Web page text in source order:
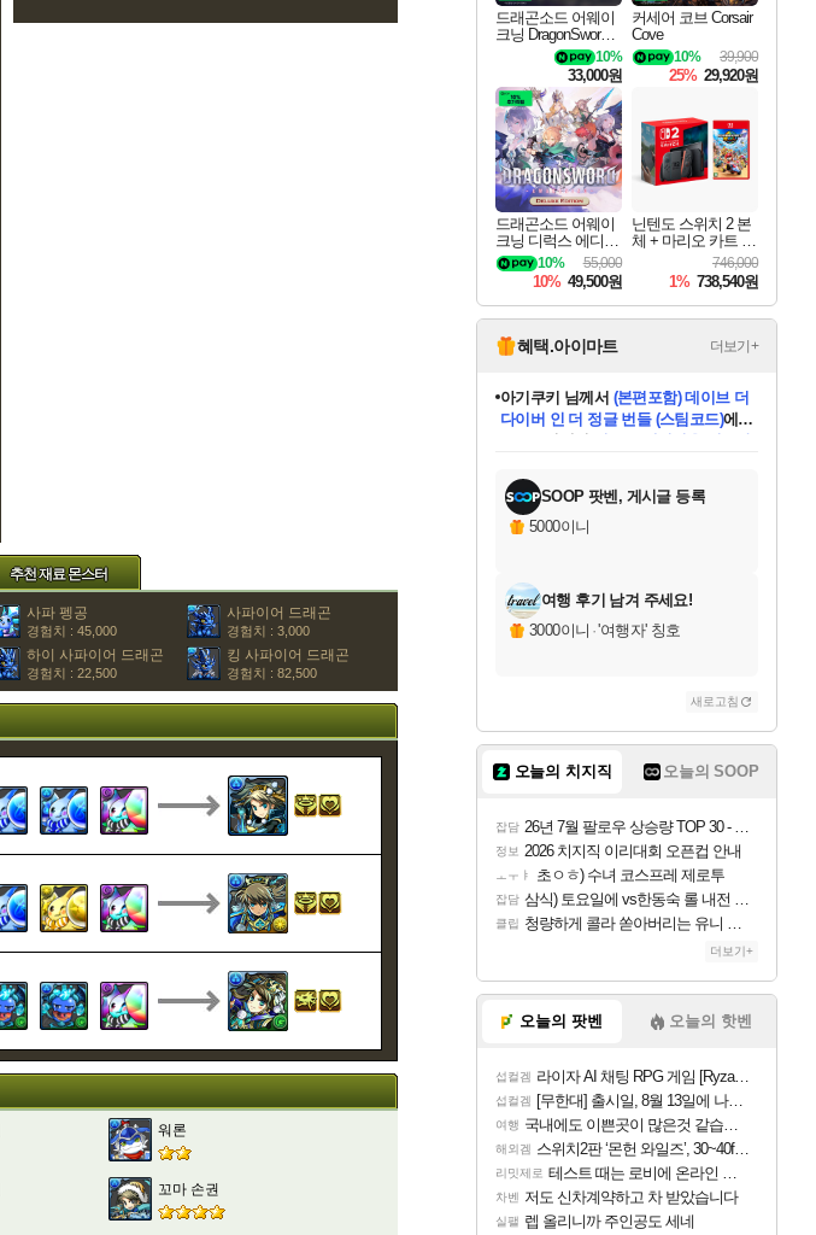
추천 재료 몬스터
사파 펭공
경험치 : 45,000
사파이어 드래곤
경험치 : 3,000
하이 사파이어 드래곤
경험치 : 22,500
킹 사파이어 드래곤
경험치 : 82,500
워론
꼬마 손권
드래곤소드 어웨이
크닝 DragonSword A
10%
33,000원
커세어 코브 Corsair
Cove
39,900
10%
25% 29,920원
드래곤소드 어웨이
크닝 디럭스 에디션
DragonSword Awake
ning Deluxe Edition
55,000
10%
10% 49,500원
닌텐도 스위치 2 본
체 + 마리오 카트 월
746,000
1% 738,540원
혜택.아이마트 더보기+
당첨되셨습니다.
당첨되셨습니다.
eksxo님께서디스코 엘리시움 최종판
(스팀코드) 에 당첨되셨습니다.
당첨되셨습니다.
당첨되셨습니다.
에디션 (스팀코드) 를 교환.
당첨되셨습니다.
당첨되셨습니다.
당첨되셨습니다.
당첨되셨습니다.
SOOP 팟벤, 게시글 등록
5000이니
여행 후기 남겨 주세요!
3000이니 ·'여행자' 칭호
새로고침
오늘의 치지직 오늘의 SOOP
잡담 26년 7월 팔로우 상승량 TOP 30 - 월간 치지직
정보 2026 치지직 이리대회 오픈컵 안내
ㅗㅜㅑ 초ㅇㅎ) 수녀 코스프레 제로투
잡담 삼식) 토요일에 vs한동숙 롤 내전 예정
클립 청량하게 콜라 쏟아버리는 유니 ㅋㅋㅋ
더보기+
오늘의 팟벤 오늘의 핫벤
섭컬겜 라이자 AI 채팅 RPG 게임 [RyzaChat: AI] 공개
섭컬겜 [무한대] 출시일, 8월 13일에 나오나
여행 국내에도 이쁜곳이 많은것 같습니다
해외겜 스위치2판 ‘몬헌 와일즈’, 30~40fps 목표 추정
리밋제로 테스트 때는 로비에 온라인 기능이 있는데
차벤 저도 신차계약하고 차 받았습니다
실팰 렙 올리니까 주인공도 세네